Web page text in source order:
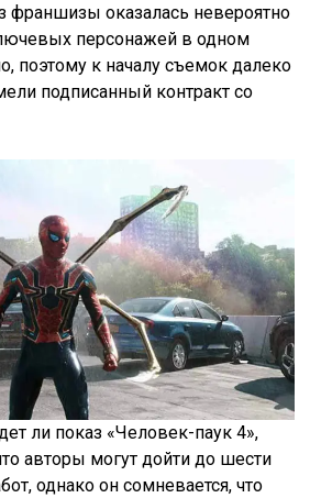
франшизы оказалась невероятно
персонажей в одном
поэтому к началу съемок далеко
подписанный контракт со
ли показ «Человек-паук 4»,
авторы могут дойти до шести
однако он сомневается, что